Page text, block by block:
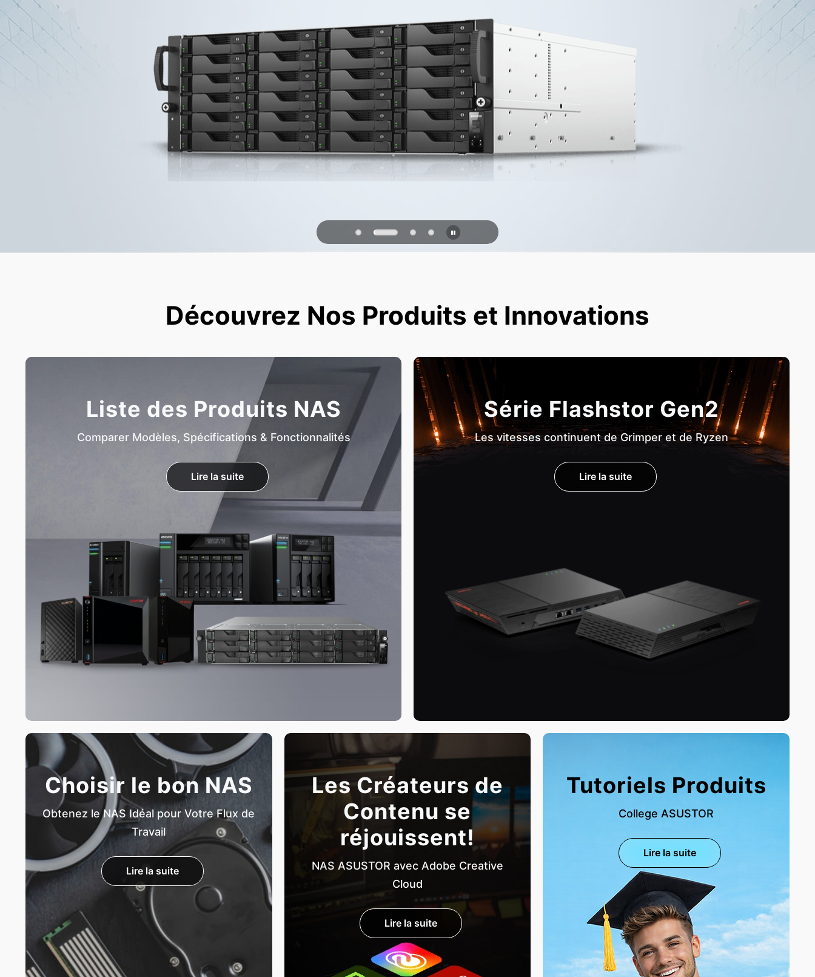
Stockage fiable pour la maison et le
bureau
PQC Ready
Se défendre contre les attaques quantiques du futur
Découvrez Nos Produits et Innovations
Liste des Produits NAS
Comparer Modèles, Spécifications & Fonctionnalités
Lire la suite
Série Flashstor Gen2
Les vitesses continuent de Grimper et de Ryzen
Lire la suite
Choisir le bon NAS
Obtenez le NAS Idéal pour Votre Flux de
Travail
Lire la suite
Les Créateurs de
Contenu se
réjouissent!
NAS ASUSTOR avec Adobe Creative
Cloud
Lire la suite
Tutoriels Produits
College ASUSTOR
Lire la suite